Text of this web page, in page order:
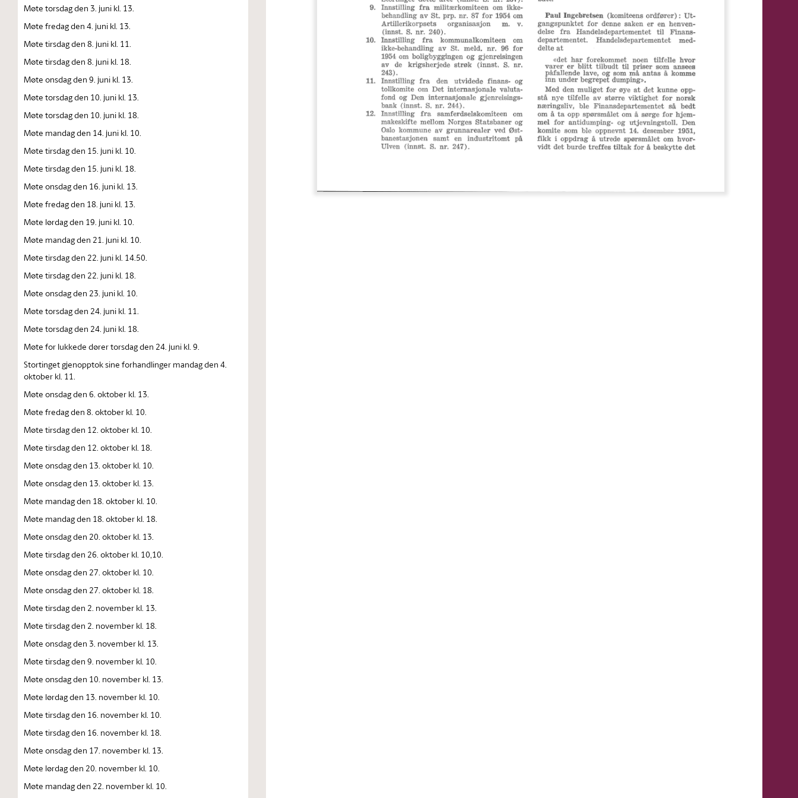
Møte torsdag den 3. juni kl. 13.
Møte fredag den 4. juni kl. 13.
Møte tirsdag den 8. juni kl. 11.
Møte tirsdag den 8. juni kl. 18.
Møte onsdag den 9. juni kl. 13.
Møte torsdag den 10. juni kl. 13.
Møte torsdag den 10. juni kl. 18.
Møte mandag den 14. juni kl. 10.
Møte tirsdag den 15. juni kl. 10.
Møte tirsdag den 15. juni kl. 18.
Møte onsdag den 16. juni kl. 13.
Møte fredag den 18. juni kl. 13.
Møte lørdag den 19. juni kl. 10.
Møte mandag den 21. juni kl. 10.
Møte tirsdag den 22. juni kl. 14.50.
Møte tirsdag den 22. juni kl. 18.
Møte onsdag den 23. juni kl. 10.
Møte torsdag den 24. juni kl. 11.
Møte torsdag den 24. juni kl. 18.
Møte for lukkede dører torsdag den 24. juni kl. 9.
Stortinget gjenopptok sine forhandlinger mandag den 4.
oktober kl. 11.
Møte onsdag den 6. oktober kl. 13.
Møte fredag den 8. oktober kl. 10.
Møte tirsdag den 12. oktober kl. 10.
Møte tirsdag den 12. oktober kl. 18.
Møte onsdag den 13. oktober kl. 10.
Møte onsdag den 13. oktober kl. 13.
Møte mandag den 18. oktober kl. 10.
Møte mandag den 18. oktober kl. 18.
Møte onsdag den 20. oktober kl. 13.
Møte tirsdag den 26. oktober kl. 10,10.
Møte onsdag den 27. oktober kl. 10.
Møte onsdag den 27. oktober kl. 18.
Møte tirsdag den 2. november kl. 13.
Møte tirsdag den 2. november kl. 18.
Møte onsdag den 3. november kl. 13.
Møte tirsdag den 9. november kl. 10.
Møte onsdag den 10. november kl. 13.
Møte lørdag den 13. november kl. 10.
Møte tirsdag den 16. november kl. 10.
Møte tirsdag den 16. november kl. 18.
Møte onsdag den 17. november kl. 13.
Møte lørdag den 20. november kl. 10.
Møte mandag den 22. november kl. 10.